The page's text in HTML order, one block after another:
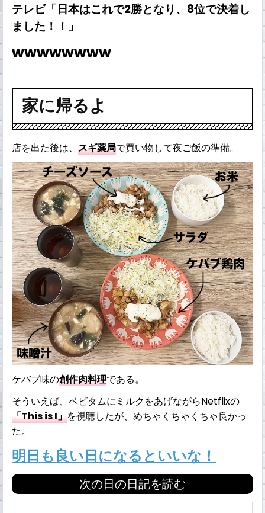
テレビ「日本はこれで2勝となり、8位で決着し
ました！！」
wwwwwwww
家に帰るよ
店を出た後は、スギ薬局で買い物して夜ご飯の準備。
ケバブ味の創作肉料理である。
そういえば、ベビタムにミルクをあげながらNetflixの
「This is I」を視聴したが、めちゃくちゃくちゃ良かっ
た。
明日も良い日になるといいな！
次の日の日記を読む